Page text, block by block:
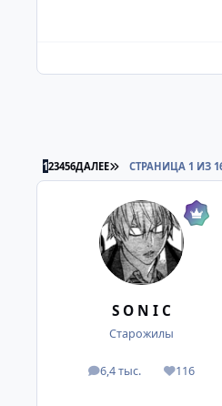
123456ДАЛЕЕ ПОСЛЕДНЯЯ
СТРАНИЦА 1 ИЗ
S O N I C
Старожилы
6,4 тыс.
посты 116